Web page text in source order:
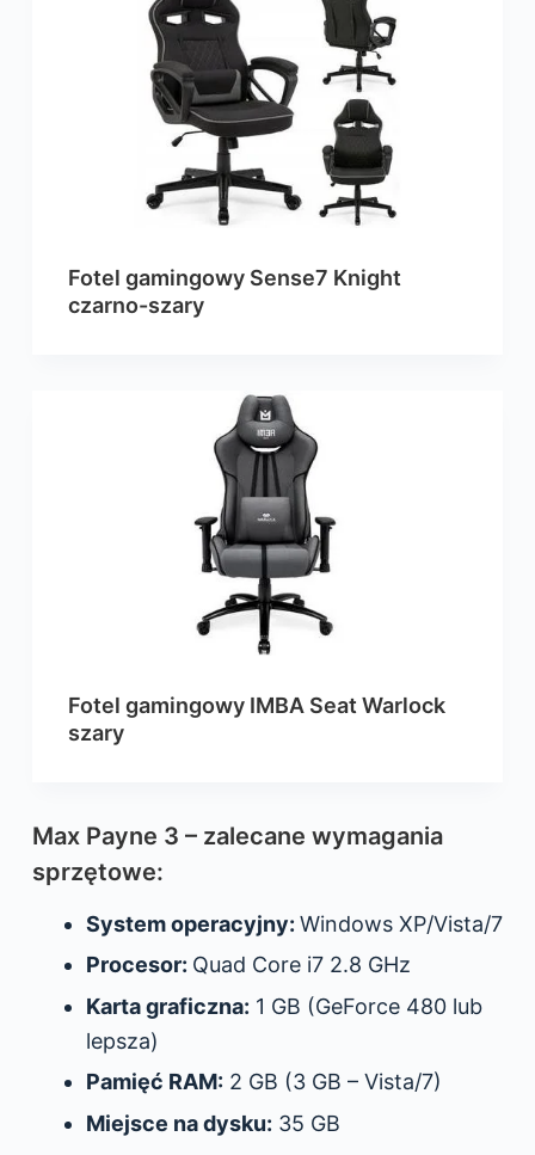
Fotel gamingowy Sense7 Knight
czarno-szary
Fotel gamingowy IMBA Seat Warlock
szary
Max Payne 3 – zalecane wymagania
sprzętowe:
System operacyjny: Windows XP/Vista/7
Procesor: Quad Core i7 2.8 GHz
Karta graficzna: 1 GB (GeForce 480 lub
lepsza)
Pamięć RAM: 2 GB (3 GB – Vista/7)
Miejsce na dysku: 35 GB